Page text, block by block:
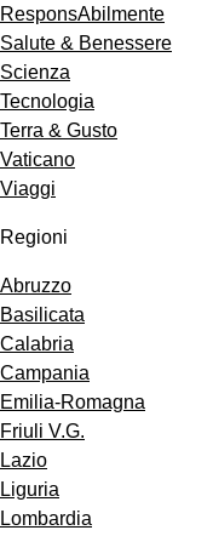
ResponsAbilmente
Salute & Benessere
Scienza
Tecnologia
Terra & Gusto
Vaticano
Viaggi
Regioni
Abruzzo
Basilicata
Calabria
Campania
Emilia-Romagna
Friuli V.G.
Lazio
Liguria
Lombardia